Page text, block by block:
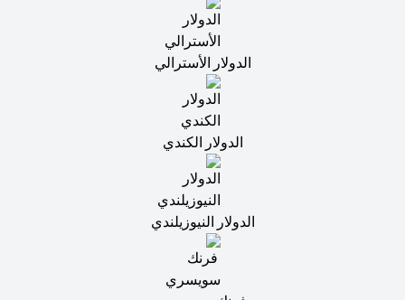
الدولار الأسترالي
الدولار الكندي
الدولار النيوزيلندي